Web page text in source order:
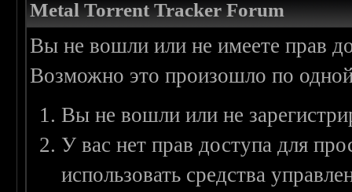
Metal Torrent Tracker Forum
Вы не вошли или не имеете прав
Возможно это произошло по
Вы не вошли или не
У вас нет прав доступа для
использовать средства